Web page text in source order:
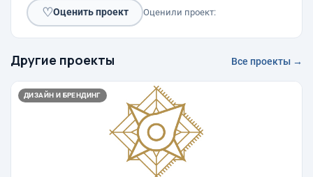
♡Оценить проект Оценили проект:
Другие проекты Все проекты →
ДИЗАЙН И БРЕНДИНГ